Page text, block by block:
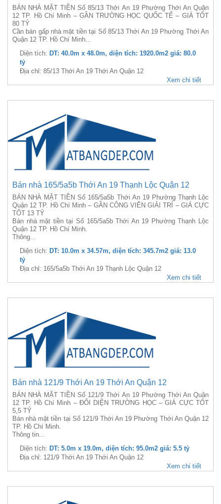
BÁN NHÀ MẶT TIỀN Số 85/13 Thới An 19 Phường Thới An Quận
12 TP. Hồ Chí Minh – GẦN TRƯỜNG HỌC QUỐC TẾ – GIÁ TỐT
80 TỶ
Cần bán gấp nhà mặt tiền tại Số 85/13 Thới An 19 Phường Thới An
Quận 12 TP. Hồ Chí Minh...
Diện tích: DT: 40.0m x 48.0m, diện tích: 1920.0m2 giá: 80.0
tỷ
Địa chỉ: 85/13 Thới An 19 Thới An Quận 12
Xem chi tiết
Bán nhà 165/5a5b Thới An 19 Thạnh Lộc Quận 12
BÁN NHÀ MẶT TIỀN Số 165/5a5b Thới An 19 Phường Thạnh Lộc
Quận 12 TP. Hồ Chí Minh – GẦN CÔNG VIÊN GIẢI TRÍ – GIÁ CỰC
TỐT 13 TỶ
Bán nhà mặt tiền tại Số 165/5a5b Thới An 19 Phường Thạnh Lộc
Quận 12 TP. Hồ Chí Minh.
Thông...
Diện tích: DT: 10.0m x 34.57m, diện tích: 345.7m2 giá: 13.0
tỷ
Địa chỉ: 165/5a5b Thới An 19 Thạnh Lộc Quận 12
Xem chi tiết
Bán nhà 121/9 Thới An 19 Thới An Quận 12
BÁN NHÀ MẶT TIỀN Số 121/9 Thới An 19 Phường Thới An Quận
12 TP. Hồ Chí Minh – ĐỐI DIỆN TRƯỜNG HỌC – GIÁ CỰC TỐT
5,5 TỶ
Bán nhà mặt tiền tại Số 121/9 Thới An 19 Phường Thới An Quận 12
TP. Hồ Chí Minh.
Thông tin...
Diện tích: DT: 5.0m x 19.0m, diện tích: 95.0m2 giá: 5.5 tỷ
Địa chỉ: 121/9 Thới An 19 Thới An Quận 12
Xem chi tiết